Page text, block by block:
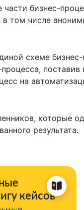
бизнес-
том числе
схеме
на
которые
результата.
кейсов